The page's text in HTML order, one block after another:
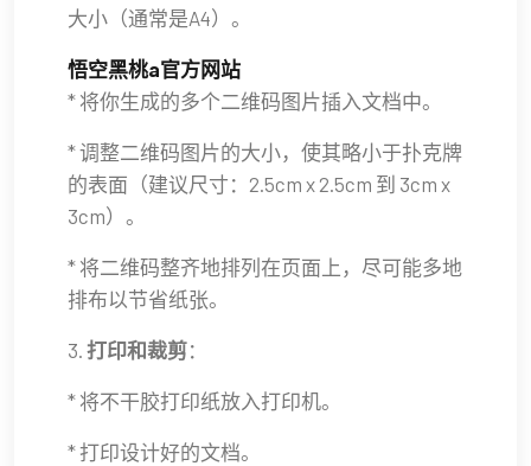
大小（通常是A4）。
悟空黑桃a官方网站
* 将你生成的多个二维码图片插入文档中。
* 调整二维码图片的大小，使其略小于扑克牌
的表面（建议尺寸：2.5cm x 2.5cm 到 3cm x
3cm）。
* 将二维码整齐地排列在页面上，尽可能多地
排布以节省纸张。
3. 打印和裁剪：
* 将不干胶打印纸放入打印机。
* 打印设计好的文档。